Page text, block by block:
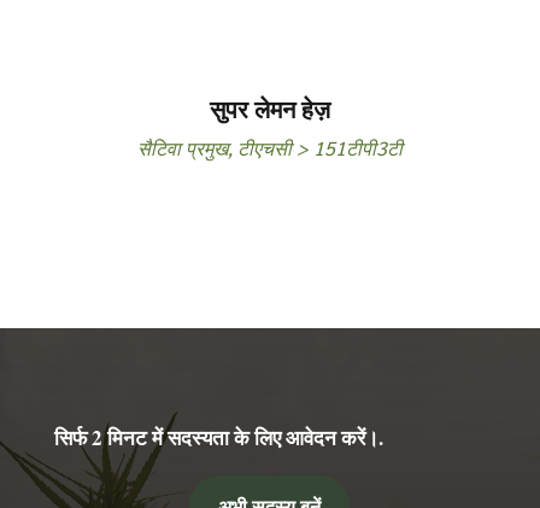
सुपर लेमन हेज़
सैटिवा प्रमुख, टीएचसी > 151टीपी3टी
सिर्फ 2 मिनट में सदस्यता के लिए आवेदन करें।.